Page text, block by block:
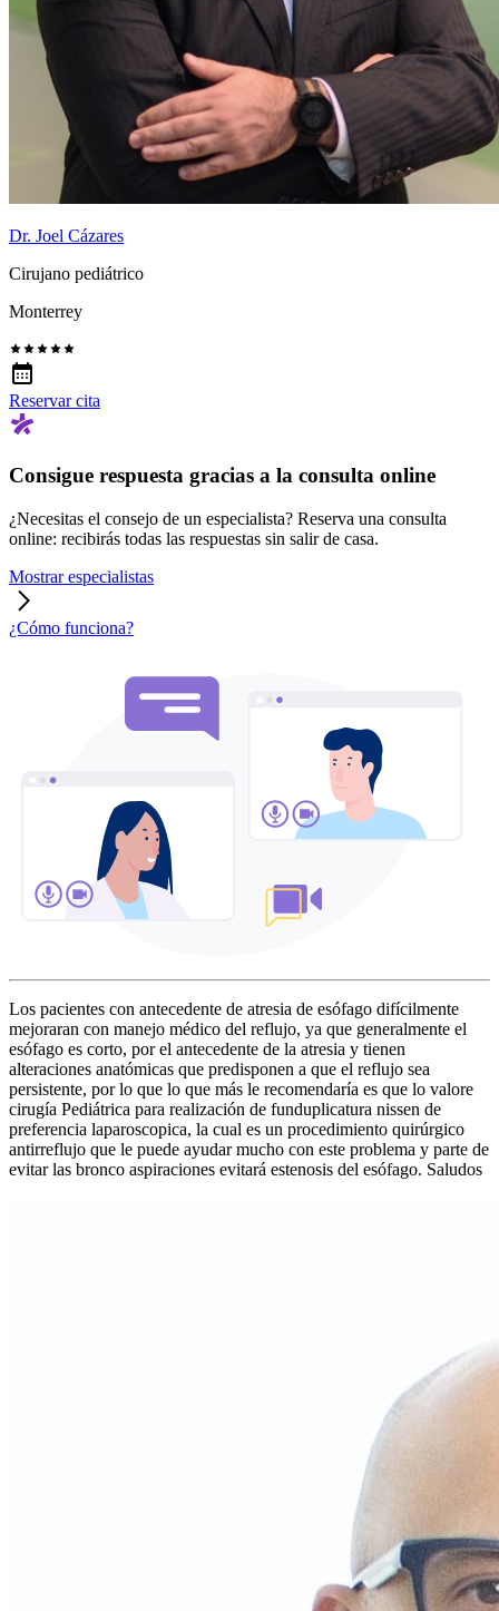
Dr. Joel Cázares
Cirujano pediátrico
Monterrey
Reservar cita
Consigue respuesta gracias a la consulta online
¿Necesitas el consejo de un especialista? Reserva una consulta
online: recibirás todas las respuestas sin salir de casa.
Mostrar especialistas
¿Cómo funciona?
Los pacientes con antecedente de atresia de esófago difícilmente
mejoraran con manejo médico del reflujo, ya que generalmente el
esófago es corto, por el antecedente de la atresia y tienen
alteraciones anatómicas que predisponen a que el reflujo sea
persistente, por lo que lo que más le recomendaría es que lo valore
cirugía Pediátrica para realización de funduplicatura nissen de
preferencia laparoscopica, la cual es un procedimiento quirúrgico
antirreflujo que le puede ayudar mucho con este problema y parte de
evitar las bronco aspiraciones evitará estenosis del esófago. Saludos